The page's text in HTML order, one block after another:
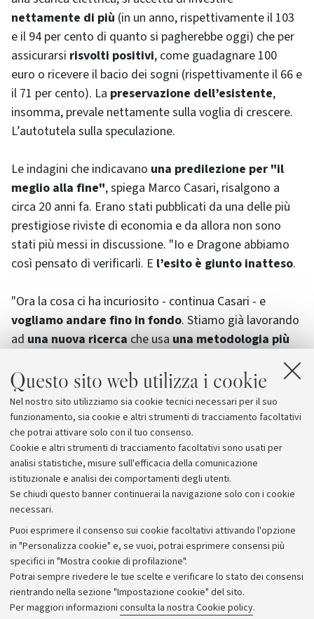
Questo sito web utilizza i cookie
Nel nostro sito utilizziamo sia cookie tecnici necessari per il suo
funzionamento, sia cookie e altri strumenti di tracciamento facoltativi
che potrai attivare solo con il tuo consenso.
Cookie e altri strumenti di tracciamento facoltativi sono usati per
analisi statistiche, misure sull'efficacia della comunicazione
istituzionale e analisi dei comportamenti degli utenti.
Se chiudi questo banner continuerai la navigazione solo con i cookie
necessari.
Puoi esprimere il consenso sui cookie facoltativi attivando l'opzione
in "Personalizza cookie" e, se vuoi, potrai esprimere consensi più
specifici in "Mostra cookie di profilazione".
Potrai sempre rivedere le tue scelte e verificare lo stato dei consensi
rientrando nella sezione "Impostazione cookie" del sito.
Per maggiori informazioni consulta la nostra Cookie policy.
nettamente di più (in un anno, rispettivamente il 103
e il 94 per cento di quanto si pagherebbe oggi) che per
assicurarsi risvolti positivi, come guadagnare 100
euro o ricevere il bacio dei sogni (rispettivamente il 66 e
il 71 per cento). La preservazione dell’esistente,
insomma, prevale nettamente sulla voglia di crescere.
L’autotutela sulla speculazione.
Le indagini che indicavano una predilezione per "il
meglio alla fine", spiega Marco Casari, risalgono a
circa 20 anni fa. Erano stati pubblicati da una delle più
prestigiose riviste di economia e da allora non sono
stati più messi in discussione. "Io e Dragone abbiamo
così pensato di verificarli. E l’esito è giunto inatteso.
"Ora la cosa ci ha incuriosito - continua Casari - e
vogliamo andare fino in fondo. Stiamo già lavorando
ad una nuova ricercache usauna metodologia più
non ci limiteremo a fare domande, ma chiederemo ai
partecipanti disottoporsi realmente ad
un’esperienza spiacevole, e vedremo come si
comporteranno".
Archivio
Comunicati stampa
Redazione
Rassegna stampa